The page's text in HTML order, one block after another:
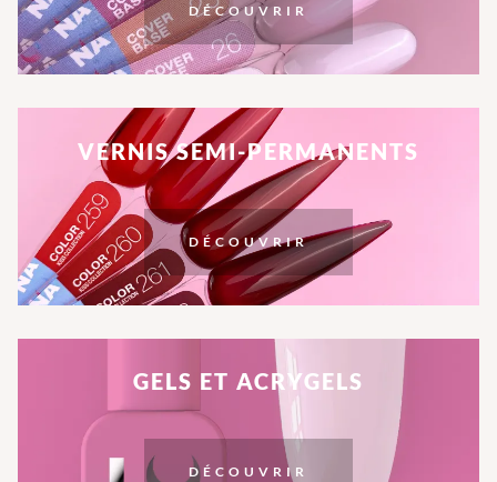
DÉCOUVRIR
VERNIS SEMI-PERMANENTS
DÉCOUVRIR
GELS ET ACRYGELS
DÉCOUVRIR